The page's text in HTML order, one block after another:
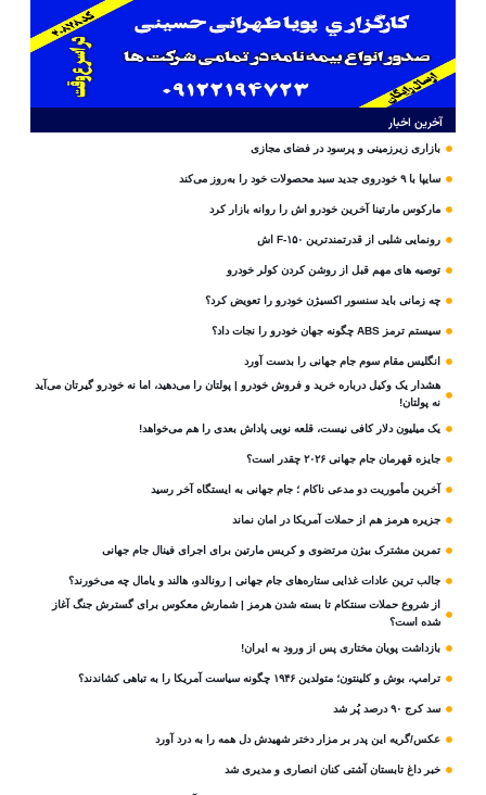
آخرین اخبار
بازاری زیرزمینی و پرسود در فضای مجازی
سایپا با ۹ خودروی جدید سبد محصولات خود را به‌روز می‌کند
مارکوس مارتینا آخرین خودرو اش را روانه بازار کرد
رونمایی شلبی از قدرتمندترین F-۱۵۰ اش
توصیه های مهم قبل از روشن کردن کولر خودرو
چه زمانی باید سنسور اکسیژن خودرو را تعویض کرد؟
سیستم ترمز ABS چگونه جهان خودرو را نجات داد؟
انگلیس مقام سوم جام‌ جهانی را بدست آورد
هشدار یک وکیل درباره خرید و فروش خودرو | پولتان را می‌دهید، اما نه خودرو گیرتان می‌آید
نه پولتان!
یک میلیون دلار کافی نیست، قلعه‌ نویی پاداش بعدی را هم می‌خواهد!
جایزه قهرمان جام جهانی ۲۰۲۶ چقدر است؟
آخرین مأموریت دو مدعی ناکام ؛ جام جهانی به ایستگاه آخر رسید
جزیره هرمز هم از حملات آمریکا در امان نماند
تمرین مشترک بیژن مرتضوی و کریس مارتین برای اجرای فینال جام جهانی
جالب ترین عادات غذایی ستاره‌های جام جهانی | رونالدو، هالند و یامال چه می‌خورند؟
از شروع حملات سنتکام تا بسته شدن هرمز | شمارش معکوس برای گسترش جنگ آغاز
شده است؟
بازداشت پویان مختاری پس از ورود به ایران!
ترامپ، بوش و کلینتون؛ متولدین ۱۹۴۶ چگونه سیاست آمریکا را به تباهی کشاندند؟
سد کرج ۹۰ درصد پُر شد
عکس/گریه این پدر بر مزار دختر شهیدش دل همه را به درد آورد
خبر داغ تابستان آشتی کنان انصاری و مدیری شد